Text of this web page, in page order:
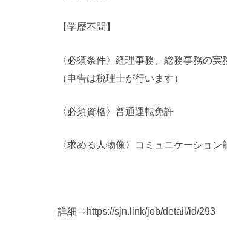
【学歴不問】
〈必須条件〉経理事務、総務事務の
（申告は税理士が行います）
〈必須資格〉普通運転免許
〈求める人物像〉コミュニケーショ
詳細⇒https://sjn.link/job/detail/id/293